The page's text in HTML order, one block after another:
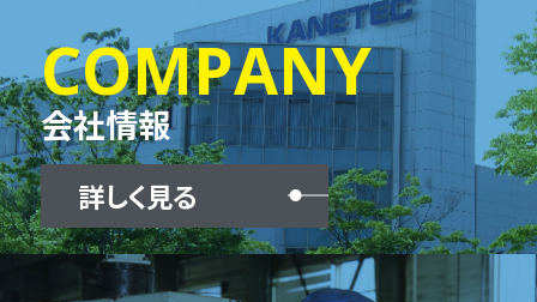
COMPANY
会社情報
詳しく見る